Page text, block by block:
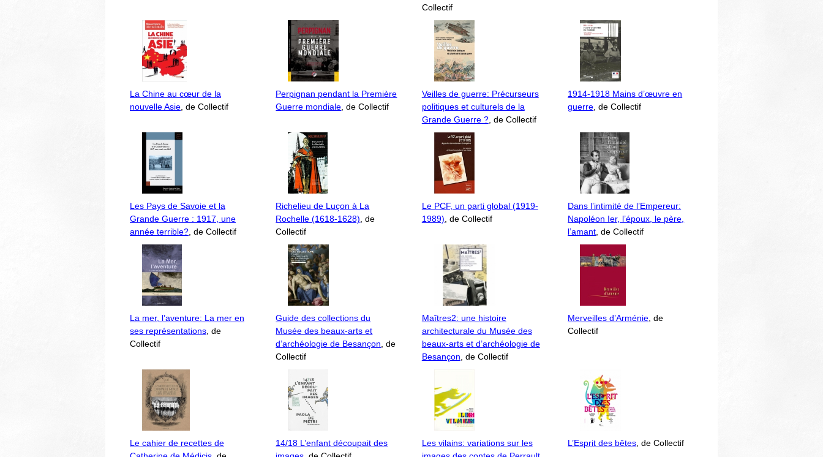
Collectif
La Chine au cœur de la
nouvelle Asie , de Collectif
Perpignan pendant la Première
Guerre mondiale , de Collectif
Veilles de guerre: Précurseurs
politiques et culturels de la
Grande Guerre ?, de Collectif
1914-1918 Mains d’œuvre en
guerre , de Collectif
Les Pays de Savoie et la
Grande Guerre : 1917, une
année terrible? , de Collectif
Richelieu de Luçon à La
Rochelle (1618-1628) , de
Collectif
Le PCF, un parti global (1919-
1989) , de Collectif
Dans l’intimité de l’Empereur:
Napoléon Ier, l’époux, le père,
l’amant , de Collectif
La mer, l’aventure: La mer en
ses représentations , de
Collectif
Guide des collections du
Musée des beaux-arts et
d’archéologie de Besançon , de
Collectif
Maîtres2: une histoire
architecturale du Musée des
beaux-arts et d’archéologie de
Besançon , de Collectif
Merveilles d’Arménie , de
Collectif
Le cahier de recettes de
14/18 L’enfant découpait des
Les vilains: variations sur les
L’Esprit des bêtes , de Collectif